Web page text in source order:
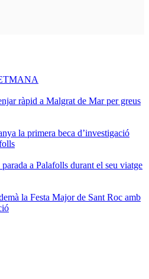
ràpid a Malgrat de Mar per greus
la primera beca d’investigació
a Palafolls durant el seu viatge
la Festa Major de Sant Roc amb